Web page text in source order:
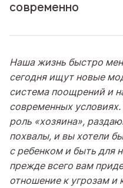
современно
Наша жизнь быстро
сегодня ищут новые
система поощрений и
современных
роль «хозяина»,
похвалы, и вы хотели
с ребенком и быть для
прежде всего вам
отношение к угрозам